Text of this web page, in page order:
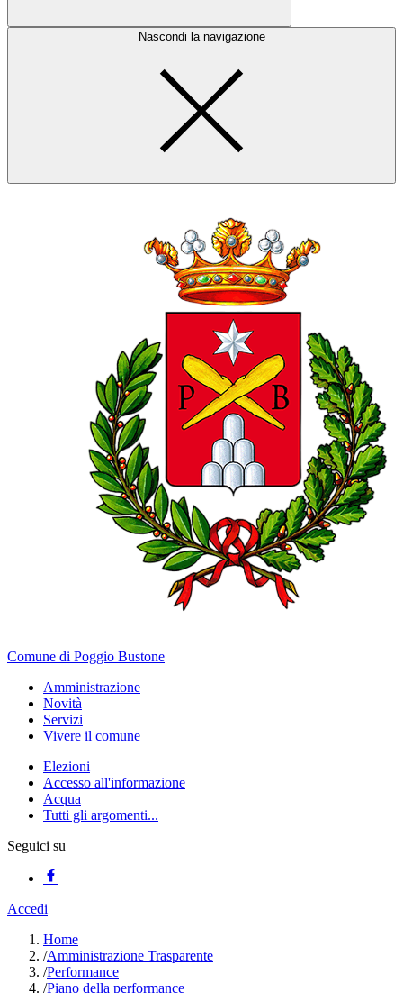
Nascondi la navigazione
Comune di Poggio Bustone
Amministrazione
Novità
Servizi
Vivere il comune
Elezioni
Accesso all'informazione
Acqua
Tutti gli argomenti...
Seguici su
Accedi
Home
/Amministrazione Trasparente
/Performance
/Piano della performance